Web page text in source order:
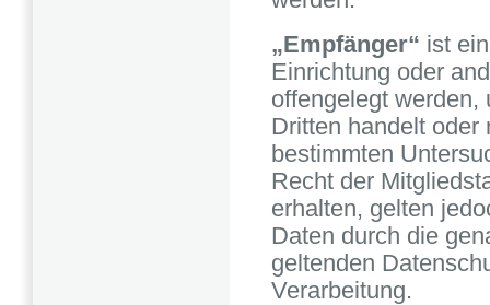
„Empfänger“ ist
Einrichtung oder
offengelegt werden,
Dritten handelt oder
bestimmten
Recht der
erhalten, gelten
Daten durch die
geltenden
Verarbeitung.